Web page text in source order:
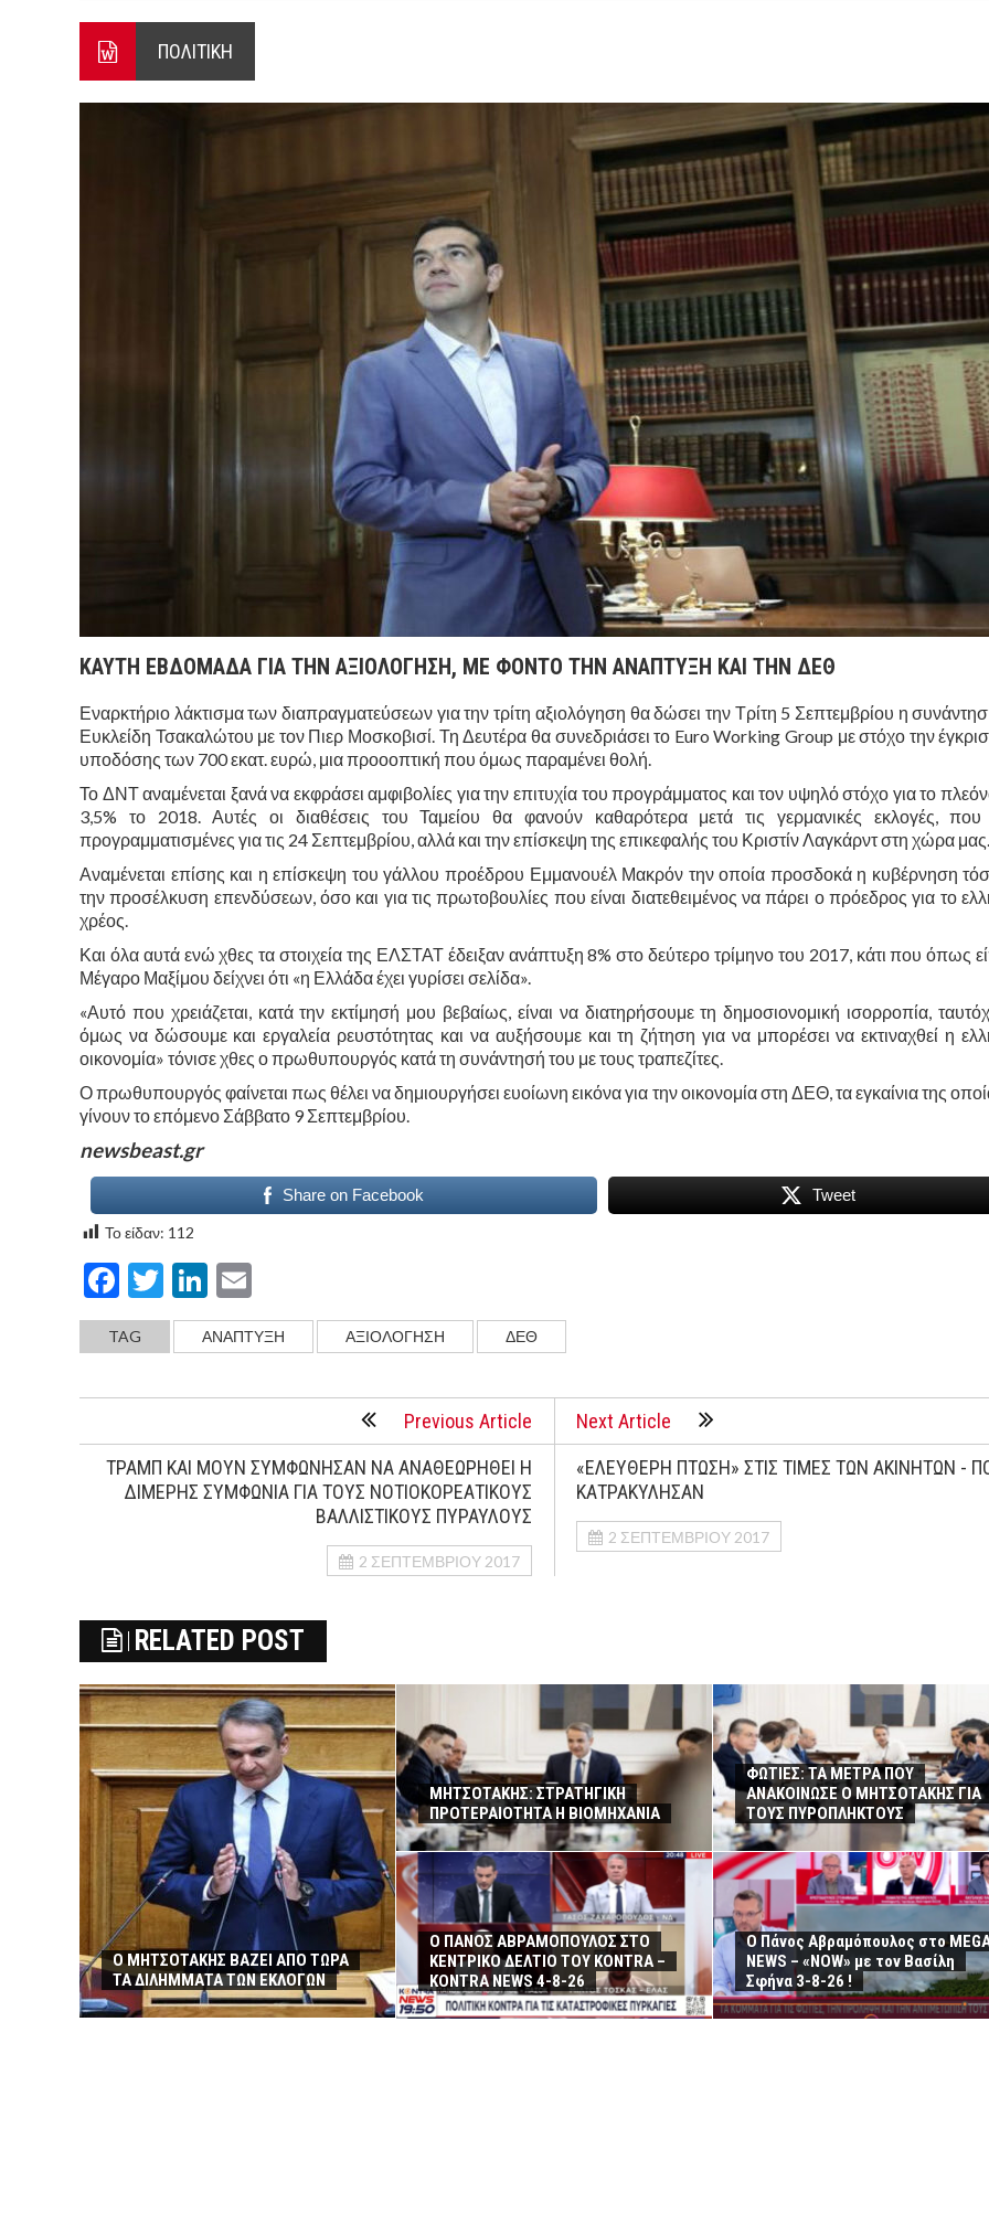
ΠΟΛΙΤΙΚΗ
ΚΑΥΤΗ ΕΒΔΟΜΑΔΑ ΓΙΑ ΤΗΝ ΑΞΙΟΛΟΓΗΣΗ, ΜΕ ΦΟΝΤΟ ΤΗΝ ΑΝΑΠΤΥΞΗ ΚΑΙ ΤΗΝ ΔΕΘ
Εναρκτήριο λάκτισμα των διαπραγματεύσεων για την τρίτη αξιολόγηση θα δώσει την Τρίτη 5 Σεπτεμβρίου η
Ευκλείδη Τσακαλώτου με τον Πιερ Μοσκοβισί. Τη Δευτέρα θα συνεδριάσει το Euro Working Group με στόχο την
υποδόσης των 700 εκατ. ευρώ, μια προοοπτική που όμως παραμένει θολή.
Το ΔΝΤ αναμένεται ξανά να εκφράσει αμφιβολίες για την επιτυχία του προγράμματος και τον υψηλό στόχο για το
3,5% το 2018. Αυτές οι διαθέσεις του Ταμείου θα φανούν καθαρότερα μετά τις γερμανικές εκλογές, που
προγραμματισμένες για τις 24 Σεπτεμβρίου, αλλά και την επίσκεψη της επικεφαλής του Κριστίν Λαγκάρντ στη χώρα μας.
Αναμένεται επίσης και η επίσκεψη του γάλλου προέδρου Εμμανουέλ Μακρόν την οποία προσδοκά η κυβέρνηση
την προσέλκυση επενδύσεων, όσο και για τις πρωτοβουλίες που είναι διατεθειμένος να πάρει ο πρόεδρος για το
χρέος.
Και όλα αυτά ενώ χθες τα στοιχεία της ΕΛΣΤΑΤ έδειξαν ανάπτυξη 8% στο δεύτερο τρίμηνο του 2017, κάτι που όπως
Μέγαρο Μαξίμου δείχνει ότι «η Ελλάδα έχει γυρίσει σελίδα».
«Αυτό που χρειάζεται, κατά την εκτίμησή μου βεβαίως, είναι να διατηρήσουμε τη δημοσιονομική ισορροπία,
όμως να δώσουμε και εργαλεία ρευστότητας και να αυξήσουμε και τη ζήτηση για να μπορέσει να εκτιναχθεί η
οικονομία» τόνισε χθες ο πρωθυπουργός κατά τη συνάντησή του με τους τραπεζίτες.
Ο πρωθυπουργός φαίνεται πως θέλει να δημιουργήσει ευοίωνη εικόνα για την οικονομία στη ΔΕΘ, τα εγκαίνια της
γίνουν το επόμενο Σάββατο 9 Σεπτεμβρίου.
newsbeast.gr
Share on Facebook
Tweet
Το είδαν: 112
Facebook
TwitterLinkedIn
TAG ΑΝΑΠΤΥΞΗ ΑΞΙΟΛΟΓΗΣΗ ΔΕΘ
Previous Article
ΤΡΑΜΠ ΚΑΙ ΜΟΥΝ ΣΥΜΦΩΝΗΣΑΝ ΝΑ ΑΝΑΘΕΩΡΗΘΕΙ Η
ΔΙΜΕΡΗΣ ΣΥΜΦΩΝΙΑ ΓΙΑ ΤΟΥΣ ΝΟΤΙΟΚΟΡΕΑΤΙΚΟΥΣ
ΒΑΛΛΙΣΤΙΚΟΥΣ ΠΥΡΑΥΛΟΥΣ
2 ΣΕΠΤΕΜΒΡΊΟΥ 2017
Next Article
«ΕΛΕΥΘΕΡΗ ΠΤΩΣΗ» ΣΤΙΣ ΤΙΜΕΣ ΤΩΝ ΑΚΙΝΗΤΩΝ -
ΚΑΤΡΑΚΥΛΗΣΑΝ
2 ΣΕΠΤΕΜΒΡΊΟΥ 2017
RELATED POST
Ο ΜΗΤΣΟΤΑΚΗΣ ΒΑΖΕΙ ΑΠΟ ΤΩΡΑ
ΤΑ ΔΙΛΗΜΜΑΤΑ ΤΩΝ ΕΚΛΟΓΩΝ
ΜΗΤΣΟΤΑΚΗΣ: ΣΤΡΑΤΗΓΙΚΗ
ΠΡΟΤΕΡΑΙΟΤΗΤΑ Η ΒΙΟΜΗΧΑΝΙΑ
ΦΩΤΙΕΣ: ΤΑ ΜΕΤΡΑ ΠΟΥ
ΑΝΑΚΟΙΝΩΣΕ Ο ΜΗΤΣΟΤΑΚΗΣ ΓΙΑ
ΤΟΥΣ ΠΥΡΟΠΛΗΚΤΟΥΣ
Ο ΠΑΝΟΣ ΑΒΡΑΜΟΠΟΥΛΟΣ ΣΤΟ
ΚΕΝΤΡΙΚΟ ΔΕΛΤΙΟ ΤΟΥ KONTRA –
KONTRA NEWS 4-8-26
Ο Πάνος Αβραμόπουλος στο
NEWS – «NOW» με τον Βασίλη
Σφήνα 3-8-26 !